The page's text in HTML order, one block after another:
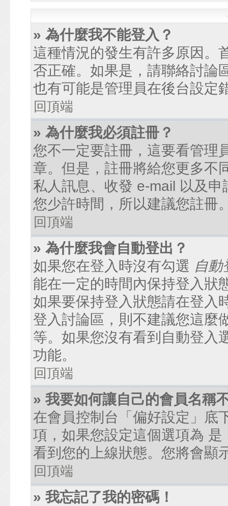
» 為什麼我不能登入？
這種情況的發生有許多原因。
否正確。如果是，請聯絡討論
也有可能是管理員在後台設定
回頂端
» 為什麼我必須註冊？
您不一定要註冊，這要看管理
章。但是，註冊將給您更多不
私人訊息、收發 e-mail 以及
您少許時間，所以建議您註冊
回頂端
» 為什麼我會自動登出？
如果您在登入時沒有勾選 自動
能在一定的時間內保持登入狀
如果要保持登入狀態請在登入
登入討論區，則不建議您這麼
等。如果您沒有看到自動登入
功能。
回頂端
» 我要如何讓自己的會員名稱
在會員控制台「偏好設定」底
項，如果您設定這個選項為 是
看到您的上線狀態。您將會顯
回頂端
» 我忘記了我的密碼！